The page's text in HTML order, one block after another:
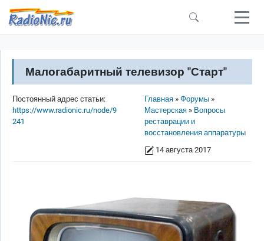
Перейти к основному содержанию
Малогабаритный телевизор "Старт"
Строка навигации
Главная
Форумы
Мастерская
Вопросы
реставрации и
восстановления аппаратуры
14 августа 2017
Постоянный адрес статьи:
https://www.radionic.ru/node/9
241